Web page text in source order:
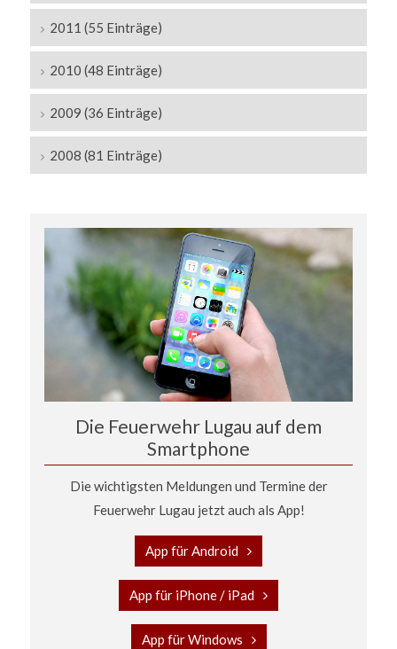
2011 (55 Einträge)
2010 (48 Einträge)
2009 (36 Einträge)
2008 (81 Einträge)
Die Feuerwehr Lugau auf dem
Smartphone
Die wichtigsten Meldungen und Termine der
Feuerwehr Lugau jetzt auch als App!
App für Android
App für iPhone / iPad
App für Windows